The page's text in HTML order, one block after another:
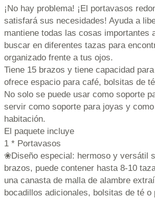
¡No hay problema! ¡El portavasos
satisfará sus necesidades! Ayuda a
mantiene todas las cosas importantes
buscar en diferentes tazas para
organizado frente a tus ojos.
Tiene 15 brazos y tiene capacidad
ofrece espacio para café, bolsitas de
No solo se puede usar como soporte
servir como soporte para joyas y
habitación.
El paquete incluye
1 * Portavasos
❀Diseño especial: hermoso y versátil
brazos, puede contener hasta 8-10
una canasta de malla de alambre
bocadillos adicionales, bolsitas de té o